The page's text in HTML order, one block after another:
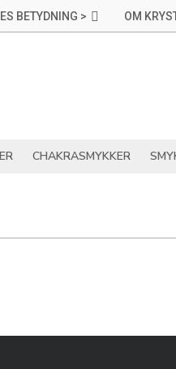
BETYDNING > OM
CHAKRASMYKKER